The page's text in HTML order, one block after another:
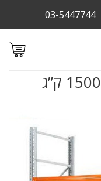
03-5447744